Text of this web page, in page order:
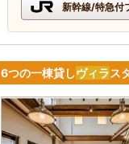
新幹線/特急付
6つの一棟貸しヴィラ ス